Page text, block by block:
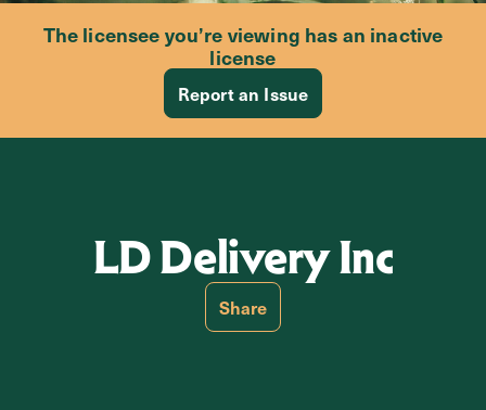
The licensee you’re viewing has an inactive
license
Report an Issue
LD Delivery Inc
Share